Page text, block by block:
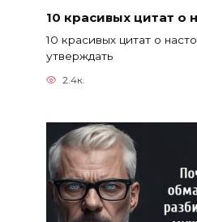
10 красивых цитат о
10 красивых цитат о
утверждать
2.4к.